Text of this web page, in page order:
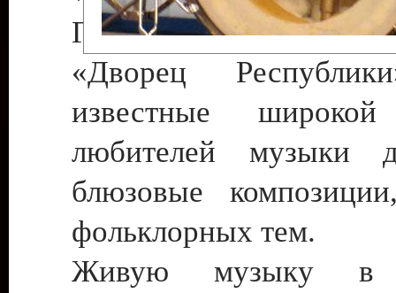
Государственном
«Дворец
известные широкой
любителей музыки
блюзовые
фольклорных тем.
Живую музыку в